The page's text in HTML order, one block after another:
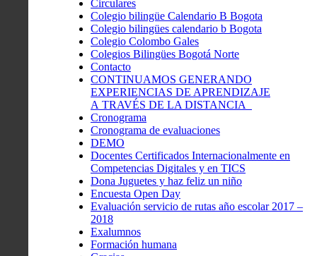
Circulares
Colegio bilingüe Calendario B Bogota
Colegio bilingües calendario b Bogota
Colegio Colombo Gales
Colegios Bilingües Bogotá Norte
Contacto
CONTINUAMOS GENERANDO
EXPERIENCIAS DE APRENDIZAJE
A TRAVÉS DE LA DISTANCIA
Cronograma
Cronograma de evaluaciones
DEMO
Docentes Certificados Internacionalmente en
Competencias Digitales y en TICS
Dona Juguetes y haz feliz un niño
Encuesta Open Day
Evaluación servicio de rutas año escolar 2017 –
2018
Exalumnos
Formación humana